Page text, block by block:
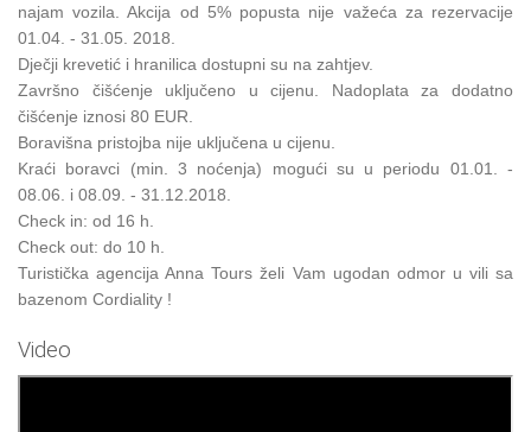
najam vozila. Akcija od 5% popusta nije važeća za rezervacije
01.04. - 31.05. 2018.
Dječji krevetić i hranilica dostupni su na zahtjev.
Završno čišćenje uključeno u cijenu. Nadoplata za dodatno
čišćenje iznosi 80 EUR.
Boravišna pristojba nije uključena u cijenu.
Kraći boravci (min. 3 noćenja) mogući su u periodu 01.01. -
08.06. i 08.09. - 31.12.2018.
Check in: od 16 h.
Check out: do 10 h.
Turistička agencija Anna Tours želi Vam ugodan odmor u vili sa
bazenom Cordiality !
Video